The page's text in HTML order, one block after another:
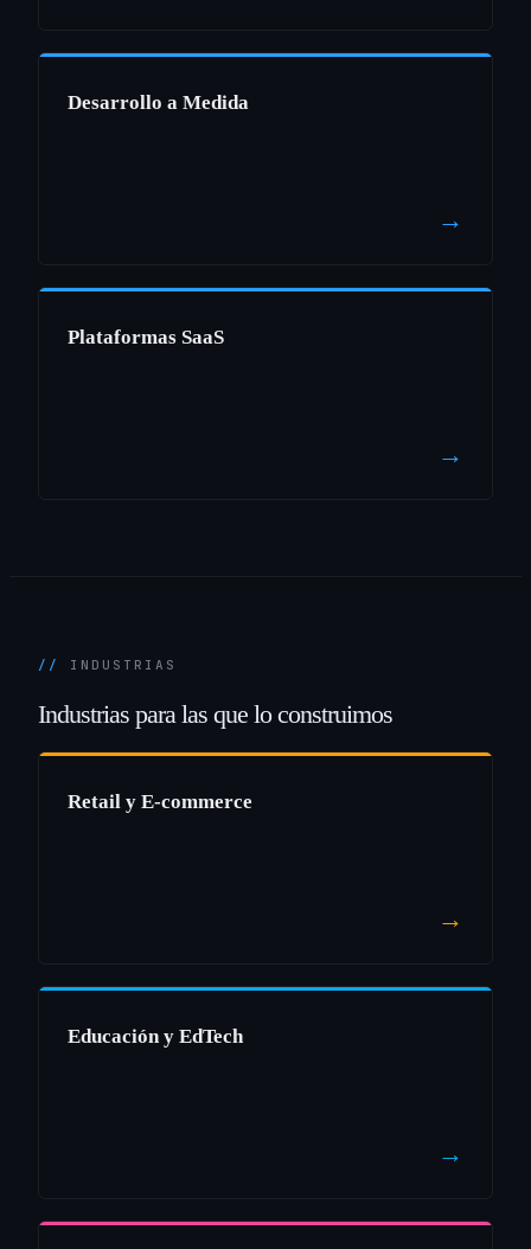
Desarrollo a Medida
→
Plataformas SaaS
→
INDUSTRIAS
Industrias para las que lo construimos
Retail y E-commerce
→
Educación y EdTech
→